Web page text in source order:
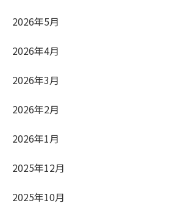
2026年5月
2026年4月
2026年3月
2026年2月
2026年1月
2025年12月
2025年10月